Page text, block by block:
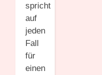
spricht
auf
jeden
Fall
für
einen